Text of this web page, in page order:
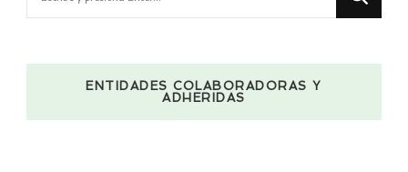
ENTIDADES COLABORADORAS Y
ADHERIDAS